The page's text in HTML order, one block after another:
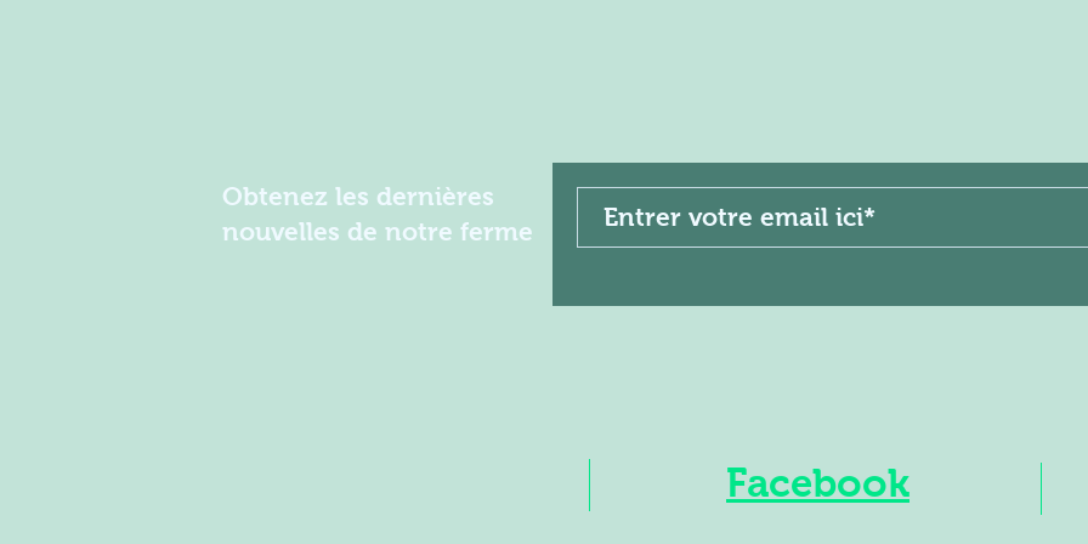
Obtenez les dernières
nouvelles de notre ferme
Facebook